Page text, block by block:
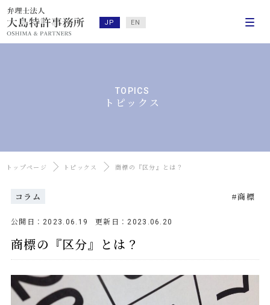
JP EN
TOPICS
トピックス
トップページ トピックス 商標の『区分』とは？
コラム 商標
公開日： 2023.06.19 更新日： 2023.06.20
商標の『区分』とは？